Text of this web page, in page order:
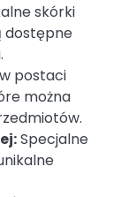
skórki
dostępne
postaci
można
Specjalne